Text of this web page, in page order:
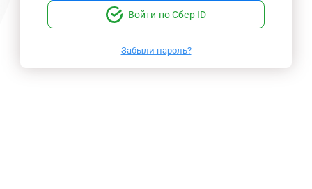
Войти по Сбер ID
Забыли пароль?